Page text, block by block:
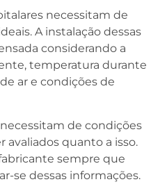
necessitam de
A instalação dessas
considerando a
temperatura durante
ar e condições de
de condições
avaliados quanto a isso.
sempre que
se dessas informações.